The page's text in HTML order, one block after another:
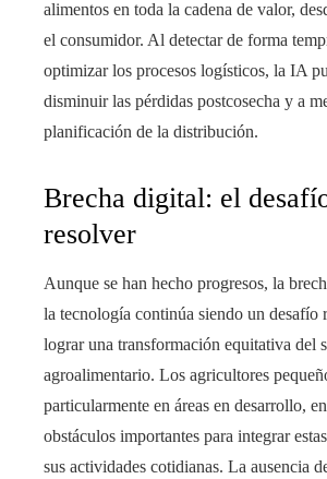
alimentos en toda la cadena de valor,
el consumidor. Al detectar de forma
optimizar los procesos logísticos, la IA
disminuir las pérdidas postcosecha y a
planificación de la distribución.
Brecha digital: el
resolver
Aunque se han hecho progresos, la
la tecnología continúa siendo un desafío
lograr una transformación equitativa del
agroalimentario. Los agricultores
particularmente en áreas en desarrollo,
obstáculos importantes para integrar
sus actividades cotidianas. La ausencia